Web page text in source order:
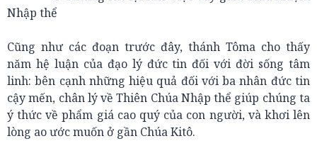
Nhập thể
Cũng như các đoạn trước đây, thánh Tôma cho thấy
năm hệ luận của đạo lý đức tin đối với đời sống tâm
linh: bên cạnh những hiệu quả đối với ba nhân đức tin
cậy mến, chân lý về Thiên Chúa Nhập thể giúp chúng ta
ý thức về phẩm giá cao quý của con người, và khơi lên
lòng ao ước muốn ở gần Chúa Kitô.